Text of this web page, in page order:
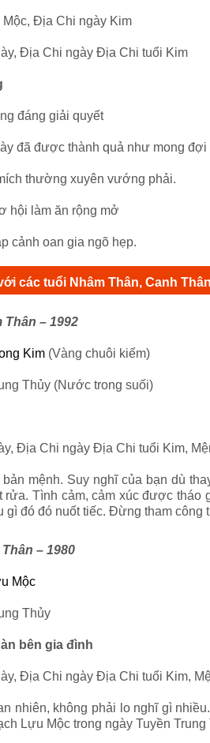
Mộc, Địa Chi ngày Kim
Địa Chi ngày Địa Chi tuổi Kim
đáng giải quyết
đã được thành quả như mong đợi
thường xuyên vướng phải.
hội làm ăn rộng mở
cảnh oan gia ngõ hẹp.
các tuổi Nhâm Thân, Canh
Thân – 1992
Kim (Vàng chuôi kiếm)
Thủy (Nước trong suối)
Địa Chi ngày Địa Chi tuổi Kim,
mệnh. Suy nghĩ của bạn dù
Tình cảm, cảm xúc được
gì đó đó nuốt tiếc. Đừng tham công
– 1980
Mộc
Thủy
bên gia đình
Địa Chi ngày Địa Chi tuổi Kim,
nhiên, không phải lo nghĩ gì
Lựu Mộc trong ngày Tuyền